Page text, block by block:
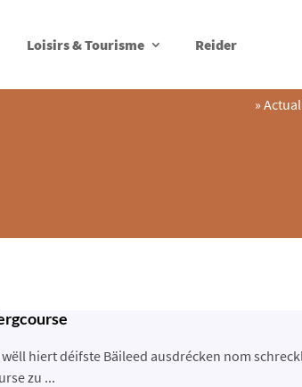
Loisirs & Tourisme Reider
»
wëll hiert déifste Bäileed ausdrécken nom
zu ...